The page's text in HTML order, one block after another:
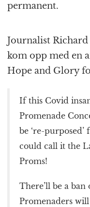
permanent.
Journalist
kom opp med en
Hope and Glory
If this Covid
Promenade
be ‘re-
could call it the
Proms!
There’ll be a
Promenaders